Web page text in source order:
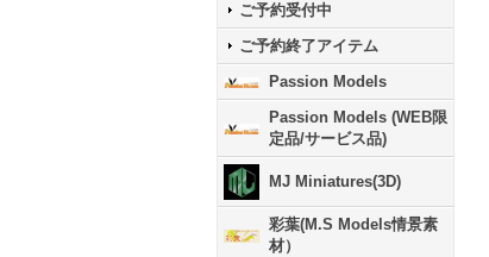
ご予約受付中
ご予約終了アイテム
Passion Models
Passion Models (WEB限
定品/サービス品)
MJ Miniatures(3D)
彩葉(M.S Models情景素
材）